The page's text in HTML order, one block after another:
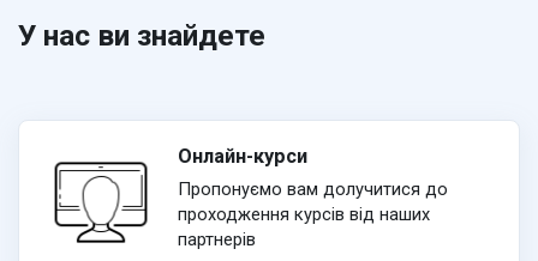
У нас ви знайдете
Онлайн-курси
Пропонуємо вам долучитися до
проходження курсів від наших
партнерів